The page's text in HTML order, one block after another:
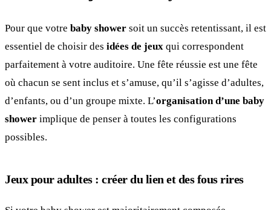
Pour que votre baby shower soit un succès retentissant, il est
essentiel de choisir des idées de jeux qui correspondent
parfaitement à votre auditoire. Une fête réussie est une fête
où chacun se sent inclus et s’amuse, qu’il s’agisse d’adultes,
d’enfants, ou d’un groupe mixte. L’organisation d’une baby
shower implique de penser à toutes les configurations
possibles.
Jeux pour adultes : créer du lien et des fous rires